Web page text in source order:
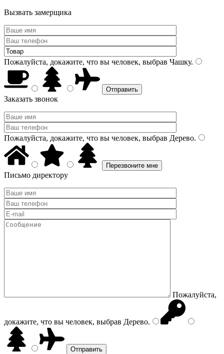
Вызвать замерщика
Пожалуйста, докажите, что вы человек, выбрав Чашку.
Заказать звонок
Пожалуйста, докажите, что вы человек, выбрав Дерево.
Письмо директору
Пожалуйста,
докажите, что вы человек, выбрав Дерево.